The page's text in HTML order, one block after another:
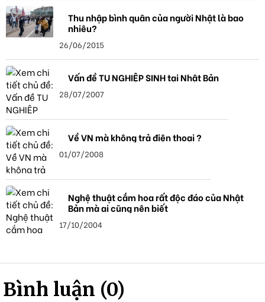
Thu nhập bình quân của người Nhật là bao
nhiêu?
26/06/2015
Vấn đề TU NGHIỆP SINH tại Nhật Bản
28/07/2007
Về VN mà không trả điện thoại ?
01/07/2008
Nghệ thuật cắm hoa rất độc đáo của Nhật
Bản mà ai cũng nên biết
17/10/2004
Bình luận (0)